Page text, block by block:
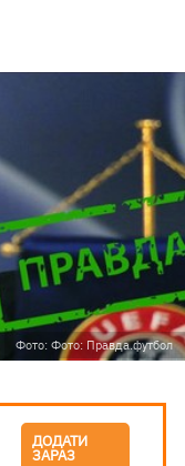
Фото: Фото: Правда.футбол
ДОДАТИ
ЗАРАЗ